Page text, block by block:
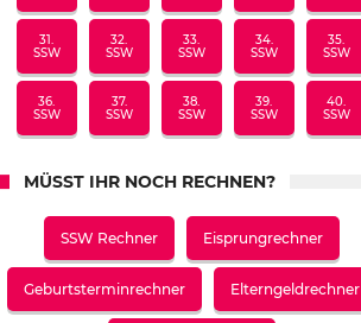
31.
SSW
32.
SSW
33.
SSW
34.
SSW
35.
SSW
36.
SSW
37.
SSW
38.
SSW
39.
SSW
40.
SSW
MÜSST IHR NOCH RECHNEN?
SSW Rechner Eisprungrechner
Geburtsterminrechner Elterngeldrechner